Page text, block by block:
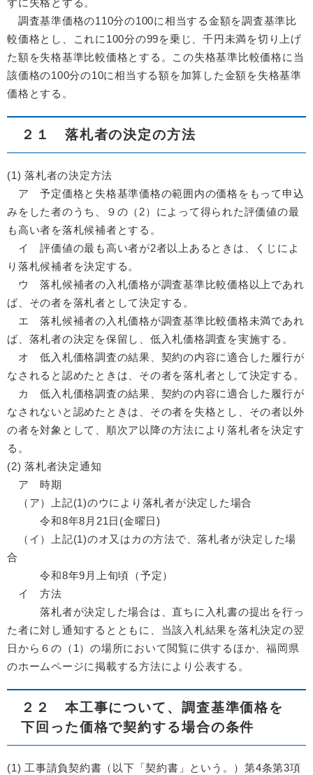
ずに失格とする。
調査基準価格の110分の100に相当する金額を調査基準比
較価格とし、これに100分の99を乗じ、千円未満を切り上げ
た額を失格基準比較価格とする。この失格基準比較価格に当
該価格の100分の10に相当する額を加算した金額を失格基準
価格とする。
２１ 落札者の決定の方法
(1) 落札者の決定方法
ア 予定価格と失格基準価格の範囲内の価格をもって申込
みをした者のうち、９の（2）によって得られた評価値の最
も高い者を落札候補者とする。
イ 評価値の最も高い者が2者以上あるときは、くじによ
り落札候補者を決定する。
ウ 落札候補者の入札価格が調査基準比較価格以上であれ
ば、その者を落札者として決定する。
エ 落札候補者の入札価格が調査基準比較価格未満であれ
ば、落札者の決定を保留し、低入札価格調査を実施する。
オ 低入札価格調査の結果、契約の内容に適合した履行が
なされると認めたときは、その者を落札者として決定する。
カ 低入札価格調査の結果、契約の内容に適合した履行が
なされないと認めたときは、その者を失格とし、その者以外
の者を対象として、順次ア以降の方法により落札者を決定す
る。
(2) 落札者決定通知
ア 時期
（ア）上記(1)のウにより落札者が決定した場合
令和8年8月21日(金曜日)
（イ）上記(1)のオ又はカの方法で、落札者が決定した場
合
令和8年9月上旬頃（予定）
イ 方法
落札者が決定した場合は、直ちに入札書の提出を行っ
た者に対し通知するとともに、当該入札結果を落札決定の翌
日から６の（1）の場所において閲覧に供するほか、福岡県
のホームページに掲載する方法により公表する。
２２ 本工事について、調査基準価格を
下回った価格で契約する場合の条件
(1) 工事請負契約書（以下「契約書」という。）第4条第3項